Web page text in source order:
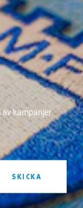
kampanjer
SKICKA